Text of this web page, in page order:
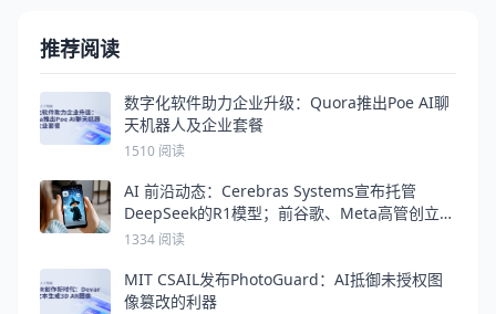
推荐阅读
数字化软件助力企业升级：Quora推出Poe AI聊
天机器人及企业套餐
1510 阅读
AI 前沿动态：Cerebras Systems宣布托管
DeepSeek的R1模型；前谷歌、Meta高管创立的
Palona AI；Mistral AI推出的新语言模型
1334 阅读
MIT CSAIL发布PhotoGuard：AI抵御未授权图
像篡改的利器